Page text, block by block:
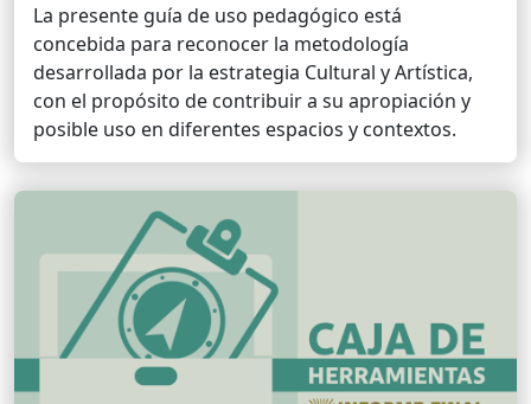
La presente guía de uso pedagógico está
concebida para reconocer la metodología
desarrollada por la estrategia Cultural y Artística,
con el propósito de contribuir a su apropiación y
posible uso en diferentes espacios y contextos.